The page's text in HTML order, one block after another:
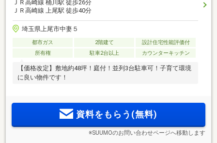
ＪＲ高崎線 桶川駅 徒歩26分
ＪＲ高崎線 上尾駅 徒歩40分
埼玉県上尾市中妻５
都市ガス 2階建て
設計住宅性能評価付
所有権
駐車2台以上 カウンターキッチン
【価格改定】敷地約48坪！庭付！並列3台駐車可！子育て環境
に良い物件です！
資料をもらう(無料)
※SUUMOのお問い合わせページへ移動します